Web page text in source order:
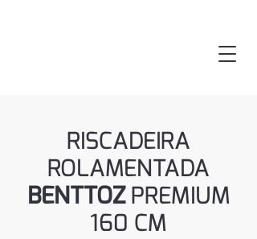
RISCADEIRA
ROLAMENTADA
BENTTOZPREMIUM
160 CM